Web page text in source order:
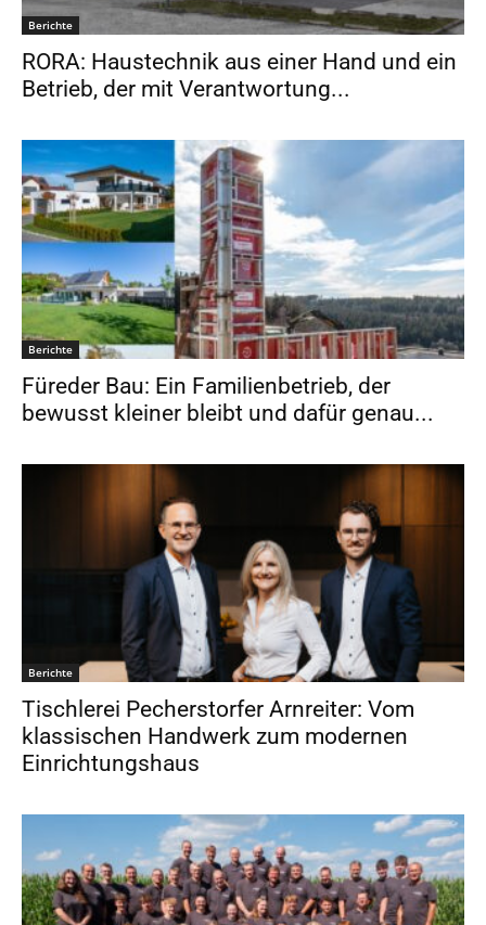
Berichte
RORA: Haustechnik aus einer Hand und ein
Betrieb, der mit Verantwortung...
Berichte
Füreder Bau: Ein Familienbetrieb, der
bewusst kleiner bleibt und dafür genau...
Berichte
Tischlerei Pecherstorfer Arnreiter: Vom
klassischen Handwerk zum modernen
Einrichtungshaus